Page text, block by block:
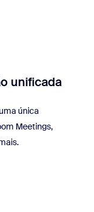
unificada
única
Meetings,